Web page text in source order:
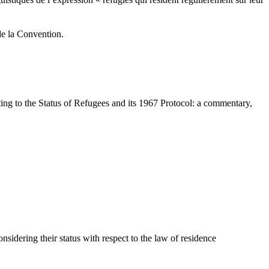
la Convention.
the Status of Refugees and its 1967 Protocol: a commentary,
their status with respect to the law of residence